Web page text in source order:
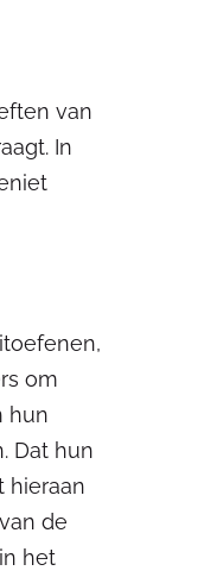
van
In
om
hun
Dat hun
hieraan
de
het